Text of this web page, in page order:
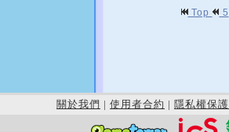
Top 5
關於我們 | 使用者合約 | 隱私權保護